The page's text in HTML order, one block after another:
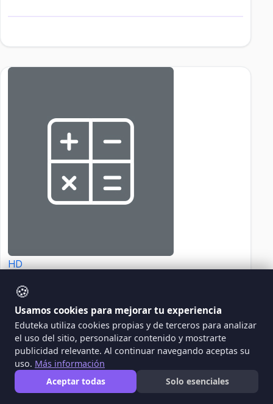
HD
Héctor Domingo Goicoechea - Jun 26, 2010
Estadisticas Educativas
sabemos que existe una crisis educativa en
nuestro país. nos hemos enterado por los
diferentes medios masivos de comunicación,
🍪
Usamos cookies para mejorar tu experiencia
Eduteka utiliza cookies propias y de terceros para analizar
el uso del sitio, personalizar contenido y mostrarte
publicidad relevante. Al continuar navegando aceptas su
uso. Más información
Aceptar todas
Solo esenciales